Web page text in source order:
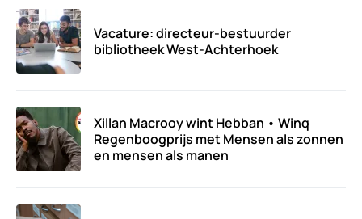
Vacature: directeur-bestuurder
bibliotheek West-Achterhoek
Xillan Macrooy wint Hebban • Winq
Regenboogprijs met Mensen als zonnen
en mensen als manen